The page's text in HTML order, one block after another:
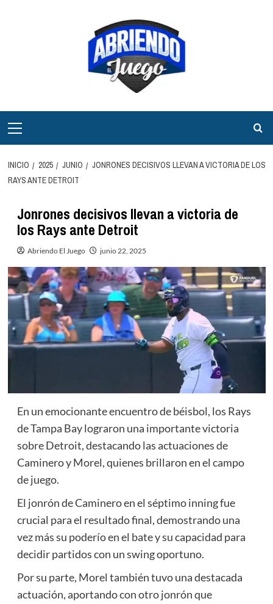
principal
INICIO 2025 JUNIO
JONRONES DECISIVOS LLEVAN A VICTORIA DE LOS
RAYS ANTE DETROIT
Jonrones decisivos llevan a victoria de
los Rays ante Detroit
Abriendo El Juego junio 22, 2025
En un emocionante encuentro de béisbol, los Rays
de Tampa Bay lograron una importante victoria
sobre Detroit, destacando las actuaciones de
Caminero y Morel, quienes brillaron en el campo
de juego.
El jonrón de Caminero en el séptimo inning fue
crucial para el resultado final, demostrando una
vez más su poderío en el bate y su capacidad para
decidir partidos con un swing oportuno.
Por su parte, Morel también tuvo una destacada
actuación, aportando con otro jonrón que